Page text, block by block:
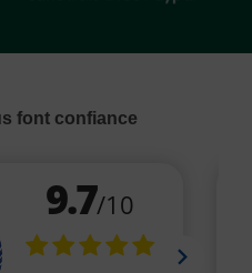
font confiance